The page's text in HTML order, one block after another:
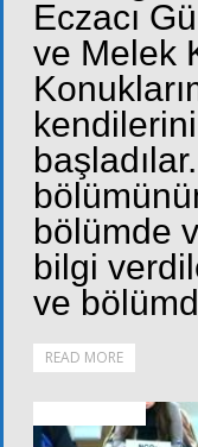
Eczacı
ve Melek
bölümde
bilgi
ve
READ MORE